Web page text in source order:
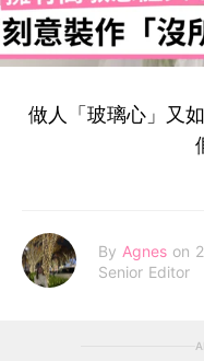
做人「玻璃心」又
By Agnes on
Senior Editor